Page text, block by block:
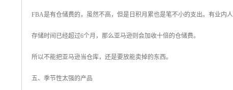
FBA是有仓储费的，虽然不高，但是日积月累也是笔不小的支出。有业内
存储时间已经超过6个月，那么亚马逊则会加收十倍的仓储费。
所以不能把亚马逊当仓库，还是要放能卖掉的东西。
五、季节性太强的产品